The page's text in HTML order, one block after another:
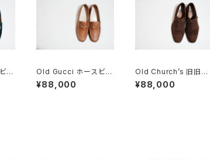
ッ
Old Gucci ホースビッ
トローファー 38.5C ta
n ほぼDeadstock
¥88,000
Old Church’s 旧旧チ
ャーチ 二都市 Buck 8
5D
¥88,000